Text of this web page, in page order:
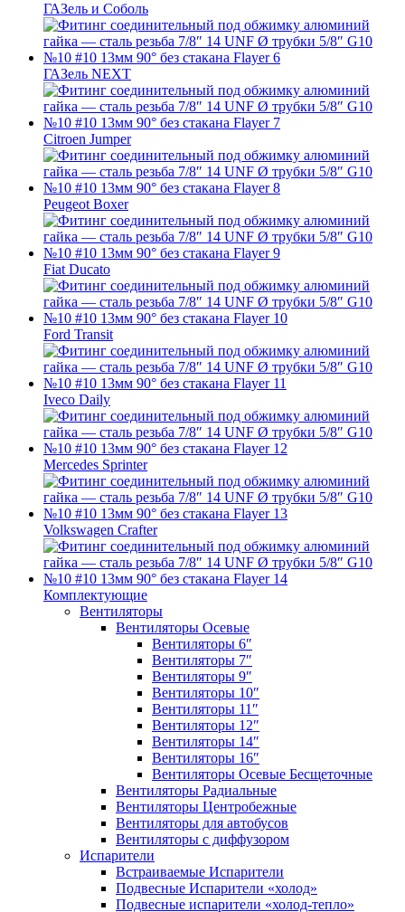
ГАЗель и Соболь
ГАЗель NEXT
Citroen Jumper
Peugeot Boxer
Fiat Ducato
Ford Transit
Iveco Daily
Mercedes Sprinter
Volkswagen Crafter
Комплектующие
Вентиляторы
Вентиляторы Осевые
Вентиляторы 6″
Вентиляторы 7″
Вентиляторы 9″
Вентиляторы 10″
Вентиляторы 11″
Вентиляторы 12″
Вентиляторы 14″
Вентиляторы 16″
Вентиляторы Осевые Бесщеточные
Вентиляторы Радиальные
Вентиляторы Центробежные
Вентиляторы для автобусов
Вентиляторы с диффузором
Испарители
Встраиваемые Испарители
Подвесные Испарители «холод»
Подвесные испарители «холод-тепло»